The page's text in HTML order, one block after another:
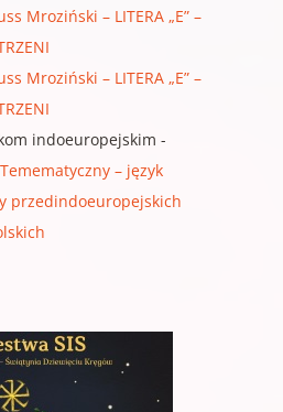
Mroziński – LITERA „E” –
Mroziński – LITERA „E” –
indoeuropejskim -
– język
przedindoeuropejskich